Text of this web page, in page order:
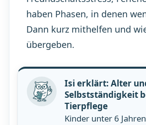
haben Phasen, in denen
Dann kurz mithelfen und
übergeben.
Isi erklärt: Alter
Selbstständigkeit
Tierpflege
Kinder unter 6